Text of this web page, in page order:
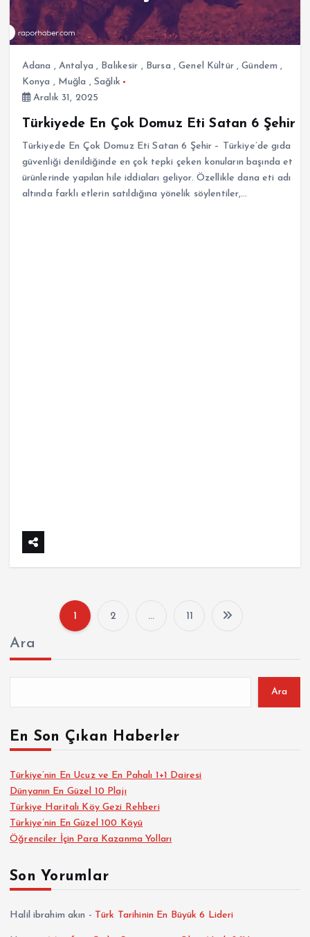
Adana , Antalya , Balıkesir , Bursa ,Genel Kültür,Gündem ,
Konya , Muğla , Sağlık
Aralık 31, 2025
Türkiyede En Çok Domuz Eti Satan 6 Şehir
Türkiyede En Çok Domuz Eti Satan 6 Şehir – Türkiye’de gıda
güvenliği denildiğinde en çok tepki çeken konuların başında et
ürünlerinde yapılan hile iddiaları geliyor. Özellikle dana eti adı
altında farklı etlerin satıldığına yönelik söylentiler,…
ı
s
a
y
1 2 … 11
Ara
Ara
En Son Çıkan Haberler
Türkiye’nin En Ucuz ve En Pahalı 1+1 Dairesi
Dünyanın En Güzel 10 Plajı
Türkiye Haritalı Köy Gezi Rehberi
Türkiye’nin En Güzel 100 Köyü
Öğrenciler İçin Para Kazanma Yolları
Son Yorumlar
Halil ibrahim akın - Türk Tarihinin En Büyük 6 Lideri